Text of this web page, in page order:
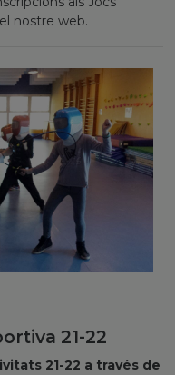
nostre web.
21-22
21-22 a través de